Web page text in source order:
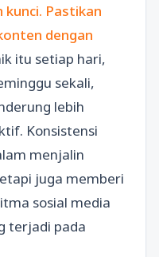
kunci. Pastikan
dengan
itu setiap hari,
sekali,
lebih
Konsistensi
menjalin
juga memberi
sosial media
terjadi pada